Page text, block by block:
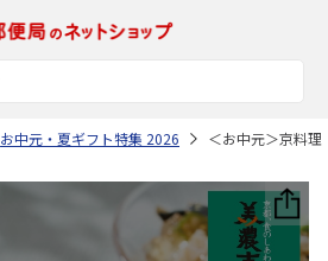
お中元・夏ギフト特集 2026 ＜お中元＞京料